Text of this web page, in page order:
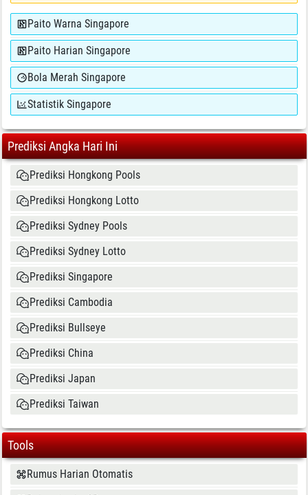
Paito Warna Singapore
Paito Harian Singapore
Bola Merah Singapore
Statistik Singapore
Prediksi Angka Hari Ini
Prediksi Hongkong Pools
Prediksi Hongkong Lotto
Prediksi Sydney Pools
Prediksi Sydney Lotto
Prediksi Singapore
Prediksi Cambodia
Prediksi Bullseye
Prediksi China
Prediksi Japan
Prediksi Taiwan
Tools
Rumus Harian Otomatis